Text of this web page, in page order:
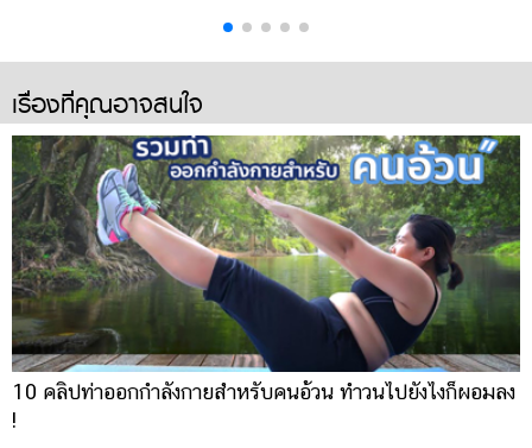
เรื่องที่คุณอาจสนใจ
10 คลิปท่าออกกำลังกายสำหรับคนอ้วน ทำวนไปยังไงก็ผอมลง
!